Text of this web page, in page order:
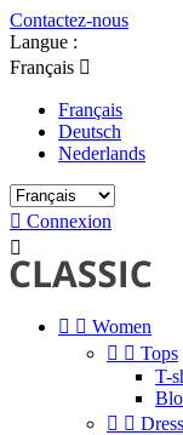
Contactez-nous
Langue :
Français 
Français
Deutsch
Nederlands
 Connexion

  Women
  Tops
T-
 